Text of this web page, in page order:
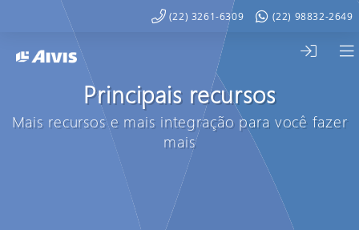
Principais recursos
Mais recursos e mais integração para você fazer
mais
(22) 3261-6309 (22) 98832-2649